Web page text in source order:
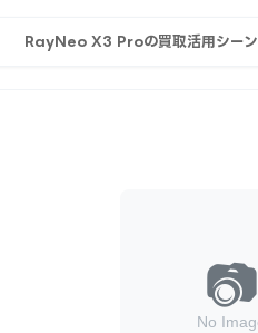
RayNeo X3 Proの買取活用シーン